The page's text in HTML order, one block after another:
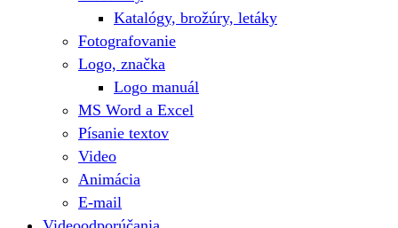
Katalógy, brožúry, letáky
Fotografovanie
Logo, značka
Logo manuál
MS Word a Excel
Písanie textov
Video
Animácia
E-mail